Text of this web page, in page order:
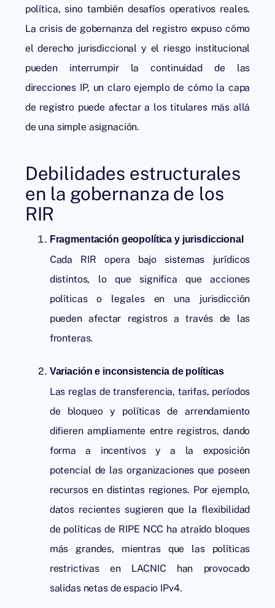
política, sino también desafíos operativos reales.
La crisis de gobernanza del registro expuso cómo
el derecho jurisdiccional y el riesgo institucional
pueden interrumpir la continuidad de las
direcciones IP, un claro ejemplo de cómo la capa
de registro puede afectar a los titulares más allá
de una simple asignación.
Debilidades estructurales
en la gobernanza de los
RIR
Fragmentación geopolítica y jurisdiccional
Cada RIR opera bajo sistemas jurídicos
distintos, lo que significa que acciones
políticas o legales en una jurisdicción
pueden afectar registros a través de las
fronteras.
Variación e inconsistencia de políticas
Las reglas de transferencia, tarifas, períodos
de bloqueo y políticas de arrendamiento
difieren ampliamente entre registros, dando
forma a incentivos y a la exposición
potencial de las organizaciones que poseen
recursos en distintas regiones. Por ejemplo,
datos recientes sugieren que la flexibilidad
de políticas de RIPE NCC ha atraído bloques
más grandes, mientras que las políticas
restrictivas en LACNIC han provocado
salidas netas de espacio IPv4.